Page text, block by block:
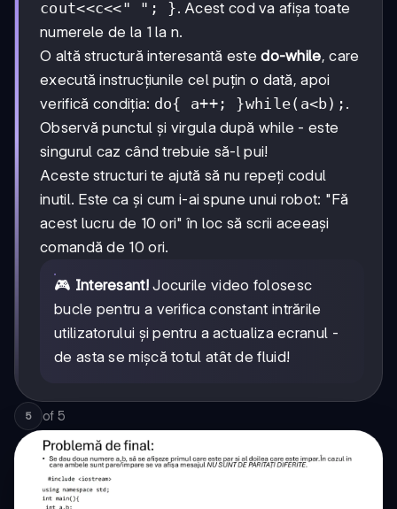
cout<<c<<" "; }. Acest cod va afișa toate
numerele de la 1 la n.
O altă structură interesantă estedo-while, care
execută instrucțiunile cel puțin o dată, apoi
verifică condiția: do{ a++; }while(a<b); .
Observă punctul și virgula după while - este
singurul caz când trebuie să-l pui!
Aceste structuri te ajută să nu repeți codul
inutil. Este ca și cum i-ai spune unui robot: "Fă
acest lucru de 10 ori" în loc să scrii aceeași
comandă de 10 ori.
🎮 Interesant!Jocurile video folosesc
bucle pentru a verifica constant intrările
utilizatorului și pentru a actualiza ecranul -
de asta se mișcă totul atât de fluid!
5 of 5